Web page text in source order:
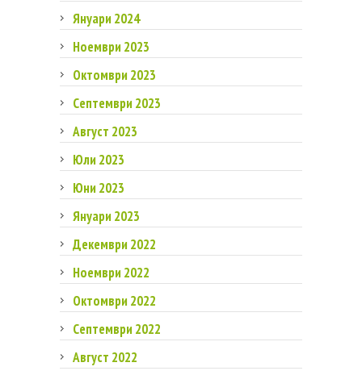
Януари 2024
Ноември 2023
Октомври 2023
Септември 2023
Август 2023
Юли 2023
Юни 2023
Януари 2023
Декември 2022
Ноември 2022
Октомври 2022
Септември 2022
Август 2022